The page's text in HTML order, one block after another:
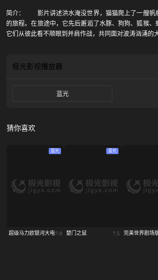
简介：
影片讲述洪水淹没世界，猫猫爬上了一艘帆
的旅程。在旅途中，它先后邂逅了水豚、狗狗、狐猴、
它们从彼此看不顺眼到并肩作战，共同面对波涛汹涌的
极光影视播放器
蓝光
猜你喜欢
蓝光
超级马力欧银河大电影
7.0
蓝光
楚门之鼠 7.5 完美世界剧场